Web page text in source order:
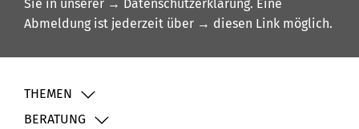
Sie in unserer → Datenschutzerklärung. Eine
Abmeldung ist jederzeit über → diesen Link möglich.
THEMEN
BERATUNG